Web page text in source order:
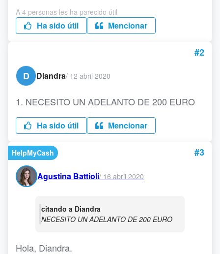
A 4 personas les ha parecido útil
Ha sido útil Mencionar
#2
D
Diandra/ 12 abril 2020
NECESITO UN ADELANTO DE 200 EURO
Ha sido útil Mencionar
HelpMyCash #3
Agustina Battioli/ 16 abril 2020
citando a Diandra
NECESITO UN ADELANTO DE 200 EURO
Hola, Diandra.